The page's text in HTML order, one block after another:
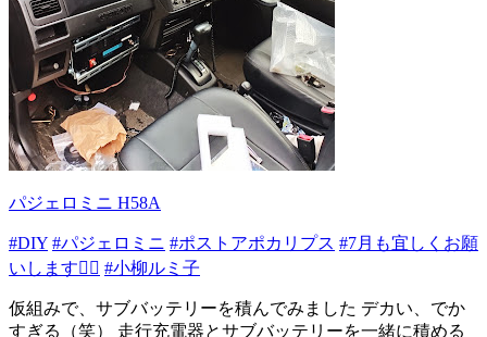
パジェロミニ H58A
#DIY #パジェロミニ #ポストアポカリプス #7月も宜しくお願
いします🙇‍♂️ #小柳ルミ子
仮組みで、サブバッテリーを積んでみました デカい、でか
すぎる（笑） 走行充電器とサブバッテリーを一緒に積める